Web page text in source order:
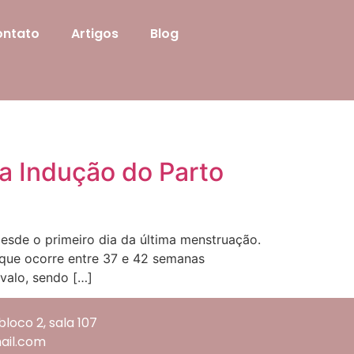
Artigos Blog
Indução do Parto
o primeiro dia da última menstruação.
ocorre entre 37 e 42 semanas
sendo […]
2, sala 107